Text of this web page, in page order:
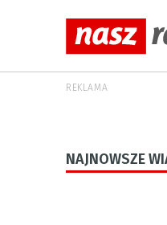
REKLAMA
NAJNOWSZE